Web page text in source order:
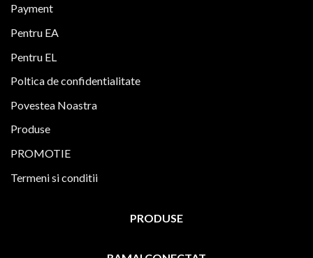
Payment
Pentru EA
Pentru EL
Poltica de confidentialitate
Povestea Noastra
Produse
PROMOTIE
Termeni si conditii
PRODUSE